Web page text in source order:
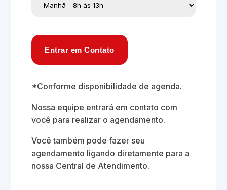
Entrar em Contato
*Conforme disponibilidade de agenda.
Nossa equipe entrará em contato com
você para realizar o agendamento.
Você também pode fazer seu
agendamento ligando diretamente para a
nossa Central de Atendimento.